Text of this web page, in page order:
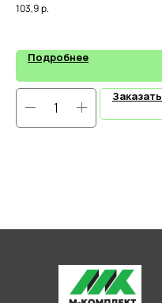
103,9р.
Подробнее
Заказать